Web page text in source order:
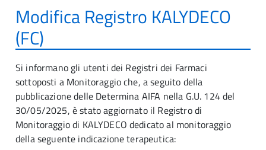
Modifica Registro KALYDECO
(FC)
Si informano gli utenti dei Registri dei Farmaci
sottoposti a Monitoraggio che, a seguito della
pubblicazione delle Determina AIFA nella G.U. 124 del
30/05/2025, è stato aggiornato il Registro di
Monitoraggio di KALYDECO dedicato al monitoraggio
della seguente indicazione terapeutica: